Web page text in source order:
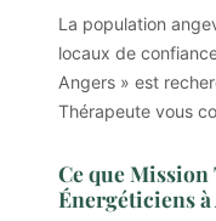
La population
locaux de
Angers » est
Thérapeute vous
Ce que
Énergéticiens à